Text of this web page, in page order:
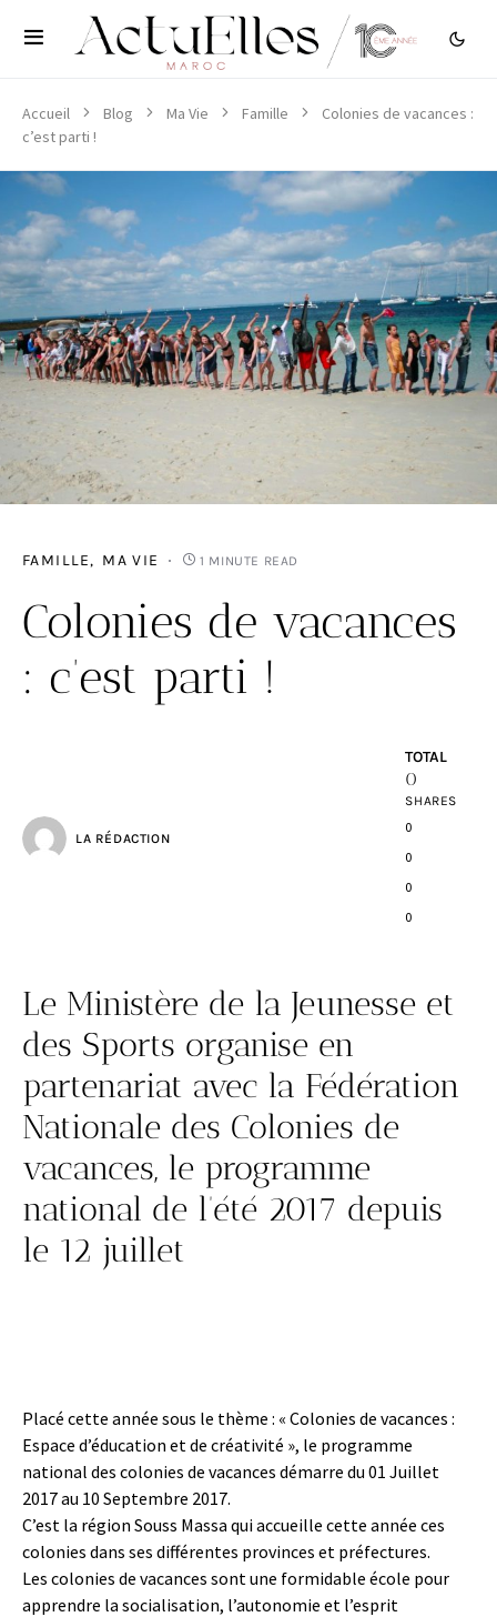
Accueil Blog Ma Vie Famille
Colonies de vacances :
c’est parti !
FAMILLE MA VIE 1 MINUTE READ
Colonies de vacances
: c’est parti !
LA RÉDACTION
TOTAL
0
SHARES
0
0
0
0
Le Ministère de la Jeunesse et
des Sports organise en
partenariat avec la Fédération
Nationale des Colonies de
vacances, le programme
national de l’été 2017 depuis
le 12 juillet
Placé cette année sous le thème : « Colonies de vacances :
Espace d’éducation et de créativité », le programme
national des colonies de vacances démarre du 01 Juillet
2017 au 10 Septembre 2017.
C’est la région Souss Massa qui accueille cette année ces
colonies dans ses différentes provinces et préfectures.
Les colonies de vacances sont une formidable école pour
apprendre la socialisation, l’autonomie et l’esprit